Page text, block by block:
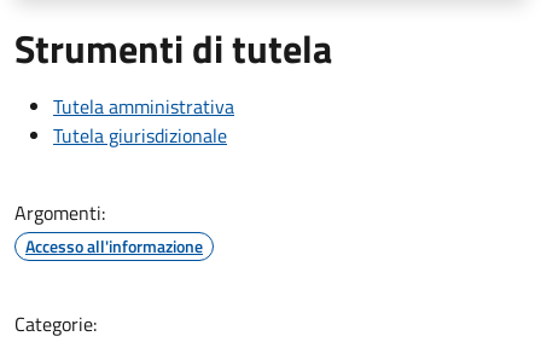
Strumenti di tutela
Tutela amministrativa
Tutela giurisdizionale
Argomenti:
Accesso all'informazione
Categorie: